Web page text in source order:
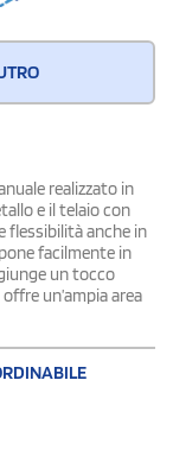
realizzato in
e il telaio con
flessibilità anche in
facilmente in
un tocco
un’ampia area